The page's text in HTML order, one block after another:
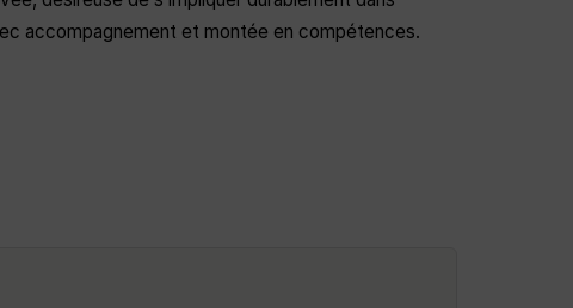
accompagnement et montée en compétences.